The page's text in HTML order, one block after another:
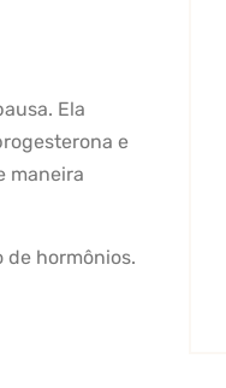
Ela
e
maneira
de hormônios.